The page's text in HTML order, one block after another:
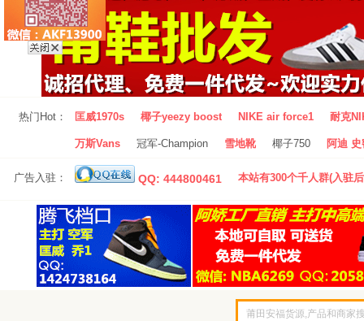
热门Hot： 匡威1970s 椰子yeezy boost NIKE air force1 耐克
万斯Vans 冠军-Champion 雪地靴 椰子750 阿迪
广告入驻： QQ: 444800461 本站有300个千人群(入驻